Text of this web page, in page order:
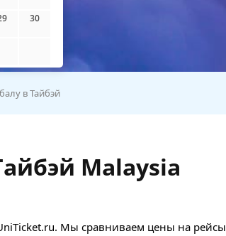
30
в Тайбэй
Malaysia
Мы сравниваем цены на рейсы